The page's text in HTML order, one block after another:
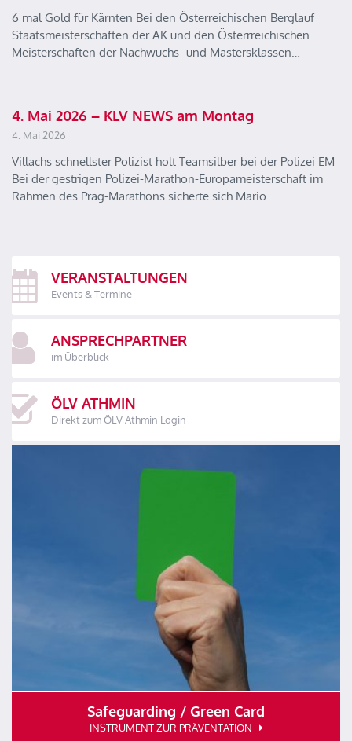
6 mal Gold für Kärnten Bei den Österreichischen Berglauf
Staatsmeisterschaften der AK und den Österrreichischen
Meisterschaften der Nachwuchs- und Mastersklassen…
4. Mai 2026 – KLV NEWS am Montag
4. Mai 2026
Villachs schnellster Polizist holt Teamsilber bei der Polizei EM
Bei der gestrigen Polizei-Marathon-Europameisterschaft im
Rahmen des Prag-Marathons sicherte sich Mario…
VERANSTALTUNGEN
Events & Termine
ANSPRECHPARTNER
im Überblick
ÖLV ATHMIN
Direkt zum ÖLV Athmin Login
Safeguarding / Green Card
INSTRUMENT ZUR PRÄVENTATION